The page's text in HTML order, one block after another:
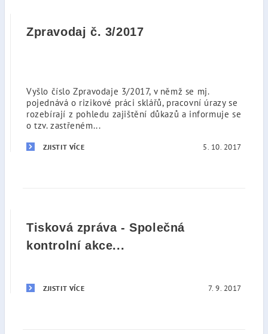
Zpravodaj č. 3/2017
Vyšlo číslo Zpravodaje 3/2017, v němž se mj.
pojednává o rizikové práci sklářů, pracovní úrazy se
rozebírají z pohledu zajištění důkazů a informuje se
o tzv. zastřeném...
ZJISTIT VÍCE 5. 10. 2017
Tisková zpráva - Společná
kontrolní akce...
ZJISTIT VÍCE 7. 9. 2017